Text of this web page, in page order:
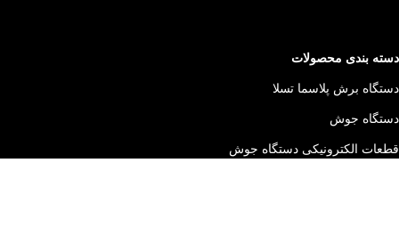
دسته بندی محصولات
دستگاه برش پلاسما تسلا
دستگاه جوش
قطعات الکترونیکی دستگاه جوش